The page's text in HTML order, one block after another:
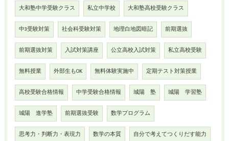
大和塾中学受験クラス 私立中学校 大和塾高校受験クラス
中3受験対策 社会科受験対策 地理白地図暗記 前期選抜
前期選抜対策 入試対策講座 公立高校入試対策 私立高校受験
無料授業 外部生もOK 無料体験実施中 定期テスト対策授業
高校受験合格情報 中学受験合格情報 城陽 塾 城陽 学習塾
城陽 進学塾 前期選抜受験 数学プログラム
思考力・判断力・表現力 数学の本質 自分で考えてつくりだす能力